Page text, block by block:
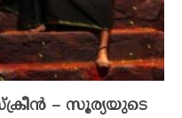
– സൂര്യയുടെ